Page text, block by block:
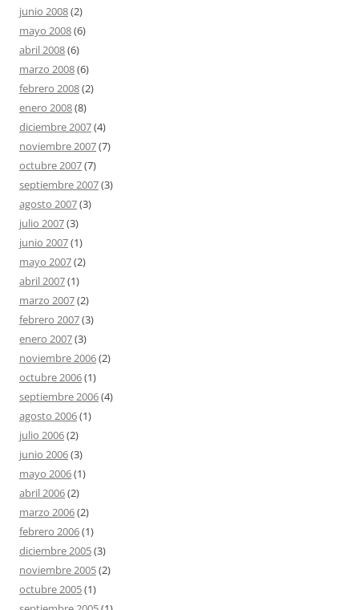
junio 2008(2)
mayo 2008(6)
abril 2008(6)
marzo 2008(6)
febrero 2008(2)
enero 2008(8)
diciembre 2007(4)
noviembre 2007(7)
octubre 2007(7)
septiembre 2007(3)
agosto 2007(3)
julio 2007(3)
junio 2007(1)
mayo 2007(2)
abril 2007(1)
marzo 2007(2)
febrero 2007(3)
enero 2007(3)
noviembre 2006(2)
octubre 2006(1)
septiembre 2006(4)
agosto 2006(1)
julio 2006(2)
junio 2006(3)
mayo 2006(1)
abril 2006(2)
marzo 2006(2)
febrero 2006(1)
diciembre 2005(3)
noviembre 2005(2)
octubre 2005(1)